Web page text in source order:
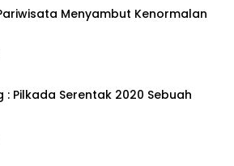
Menyambut Kenormalan
Pilkada Serentak 2020 Sebuah